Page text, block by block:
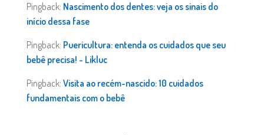
Pingback: Nascimento dos dentes: veja os sinais do
início dessa fase
Pingback: Puericultura: entenda os cuidados que seu
bebê precisa! - Likluc
Pingback: Visita ao recém-nascido: 10 cuidados
fundamentais com o bebê